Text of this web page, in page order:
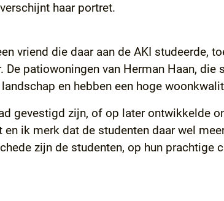
haar portret.
vriend die daar aan de AKI studeerde,
patiowoningen van Herman Haan, die
en hebben een hoge
gevestigd zijn, of op later ontwikkelde
ik merk dat de studenten daar wel
zijn de studenten, op hun prachtige